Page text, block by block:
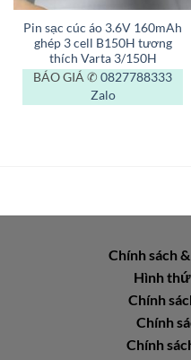
Pin sạc cúc áo 3.6V 160mAh
ghép 3 cell B150H tương
thích Varta 3/150H
BÁO GIÁ ✆ 0827788333
Zalo
Chính sách
Hình
Chính
Chính
Chính